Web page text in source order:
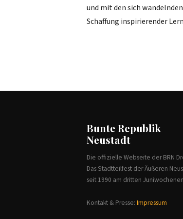
und mit den sich
Schaffung inspirierender
Bunte Republik
Neustadt
Die offizielle Webseite der BRN
Das Stadtteilfest der Äußeren
seit 1990 am dritten
Kontakt & Presse: Impressum